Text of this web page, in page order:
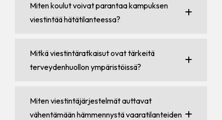
Miten koulut voivat parantaa kampuksen
viestintää hätätilanteessa?
Mitkä viestintäratkaisut ovat tärkeitä
terveydenhuollon ympäristöissä?
Miten viestintäjärjestelmät auttavat
vähentämään hämmennystä vaaratilanteiden